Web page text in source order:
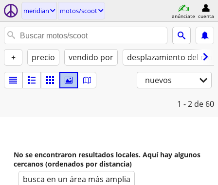
meridian motos/scoot
anúnciate cuenta
+ precio vendido por desplazamiento del
nuevos
1 - 2 de 60
No se encontraron resultados locales. Aquí hay algunos
cercanos (ordenados por distancia)
busca en un área más amplia